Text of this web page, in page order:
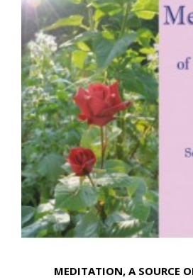
MEDITATION, A SOURCE